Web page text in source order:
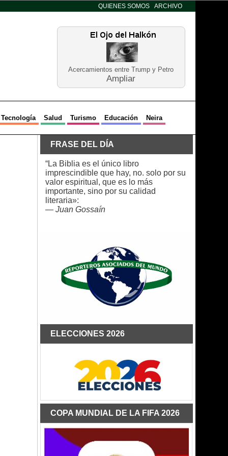
QUIENES SOMOS ARCHIVO
Acercamientos entre Trump y Petro
Ampliar
Tecnología Salud Turismo Educación Neira
FRASE DEL DÍA
“La Biblia es el único libro
imprescindible que hay, no. solo por su
valor espiritual, que es lo más
importante, sino por su calidad
literaria»:
— Juan Gossaín
ELECCIONES 2026
COPA MUNDIAL DE LA FIFA 2026